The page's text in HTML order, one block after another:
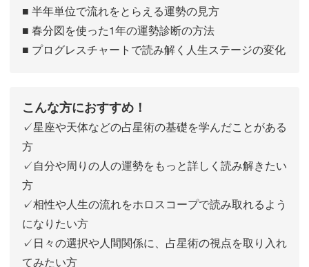
■ 半年単位で流れをとらえる運勢の見方
■ 春分図を使った1年の運勢診断の方法
■ プログレスチャートで読み解く人生ステージの変化
こんな方におすすめ！
✓星座や天体などの占星術の基礎を学んだことがある
方
✓自分や周りの人の運勢をもっと詳しく読み解きたい
方
✓相性や人生の流れをホロスコープで読み取れるよう
になりたい方
✓日々の選択や人間関係に、占星術の視点を取り入れ
てみたい方